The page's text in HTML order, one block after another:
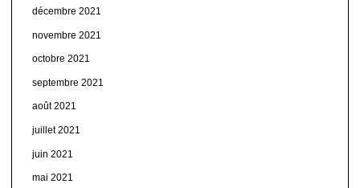
décembre 2021
novembre 2021
octobre 2021
septembre 2021
août 2021
juillet 2021
juin 2021
mai 2021